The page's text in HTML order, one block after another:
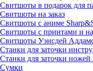
Свитшоты в подарок для
Свитшоты на заказ
Свитшоты с аниме
Свитшоты с принтами и
Свитшоты Уэнсдей
Станки для заточки
Станки для заточки
Сумки